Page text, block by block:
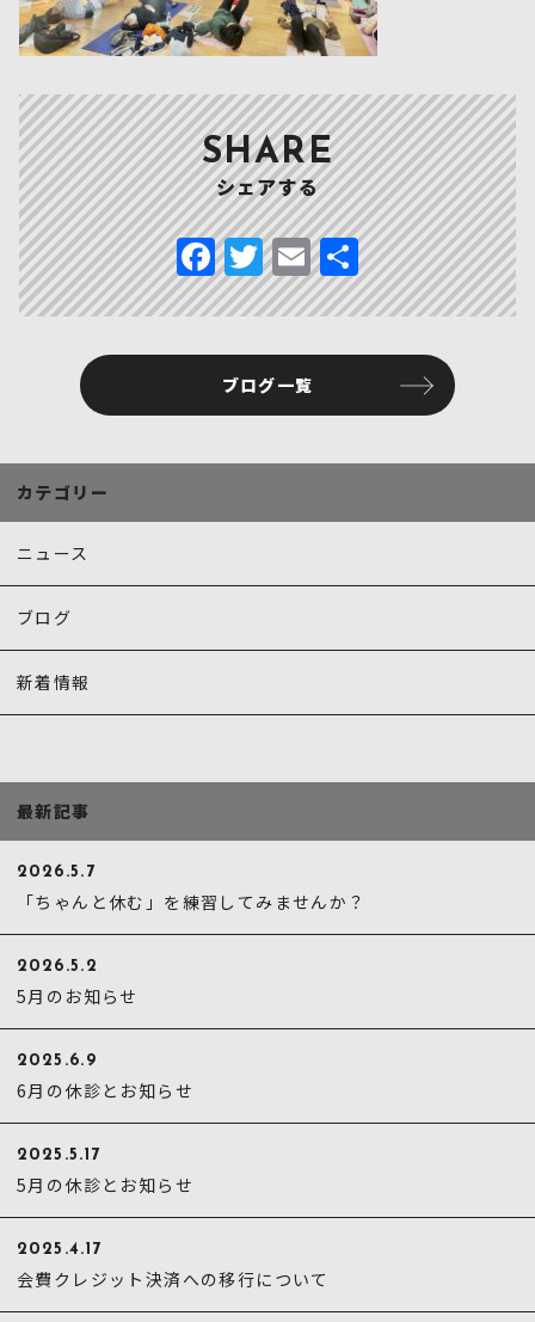
SHARE
シェアする
F
a
c
e
b
o
k
T
w
it
te
r
E
m
ai
l
共
有
ブログ一覧
カテゴリー
ニュース
ブログ
新着情報
最新記事
2026.5.7
「ちゃんと休む」を練習してみませんか？
2026.5.2
5月のお知らせ
2025.6.9
6月の休診とお知らせ
2025.5.17
5月の休診とお知らせ
2025.4.17
会費クレジット決済への移行について